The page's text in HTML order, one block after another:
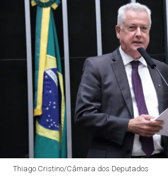
Thiago Cristino/Câmara dos Deputados